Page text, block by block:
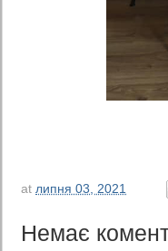
at липня 03, 2021
Немає